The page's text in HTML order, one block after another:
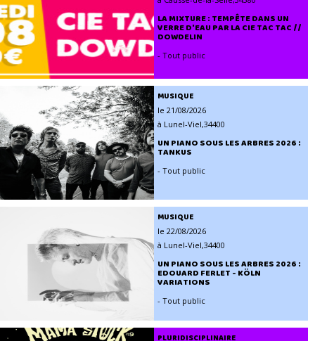
LA MIXTURE : TEMPÊTE DANS UN
VERRE D'EAU PAR LA CIE TAC TAC //
DOWDELIN
- Tout public
MUSIQUE
le 21/08/2026
à Lunel-Viel,34400
UN PIANO SOUS LES ARBRES 2026 :
TANKUS
- Tout public
MUSIQUE
le 22/08/2026
à Lunel-Viel,34400
UN PIANO SOUS LES ARBRES 2026 :
EDOUARD FERLET - KÖLN
VARIATIONS
- Tout public
PLURIDISCIPLINAIRE